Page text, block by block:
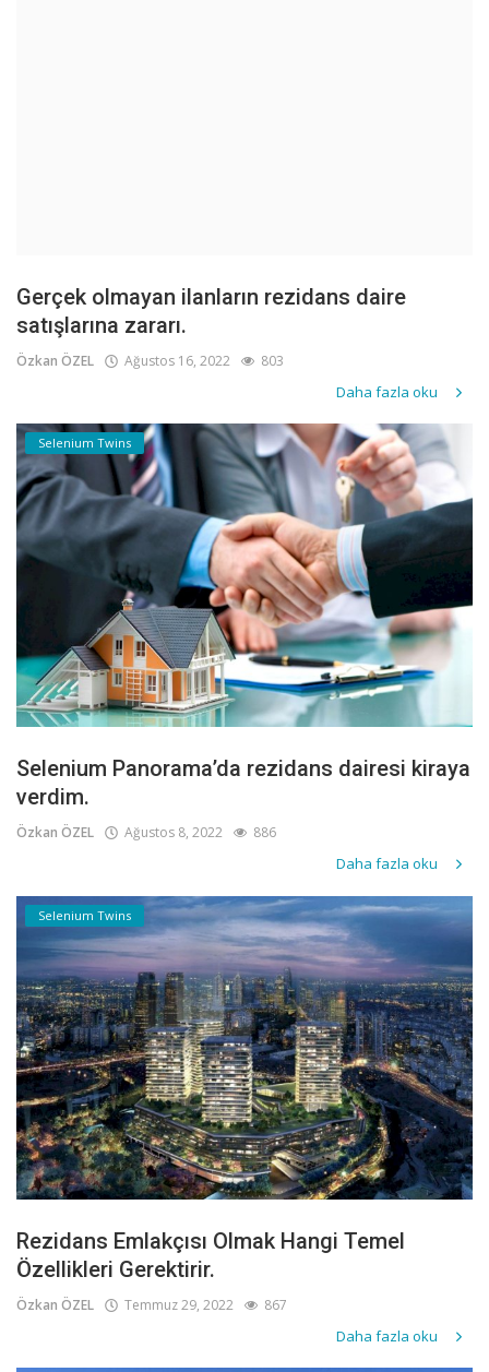
Gerçek olmayan ilanların rezidans daire
satışlarına zararı.
Özkan ÖZEL Ağustos 16, 2022 803
Daha fazla oku
Selenium Twins
Selenium Panorama’da rezidans dairesi kiraya
verdim.
Özkan ÖZEL Ağustos 8, 2022 886
Daha fazla oku
Selenium Twins
Rezidans Emlakçısı Olmak Hangi Temel
Özellikleri Gerektirir.
Özkan ÖZEL Temmuz 29, 2022 867
Daha fazla oku